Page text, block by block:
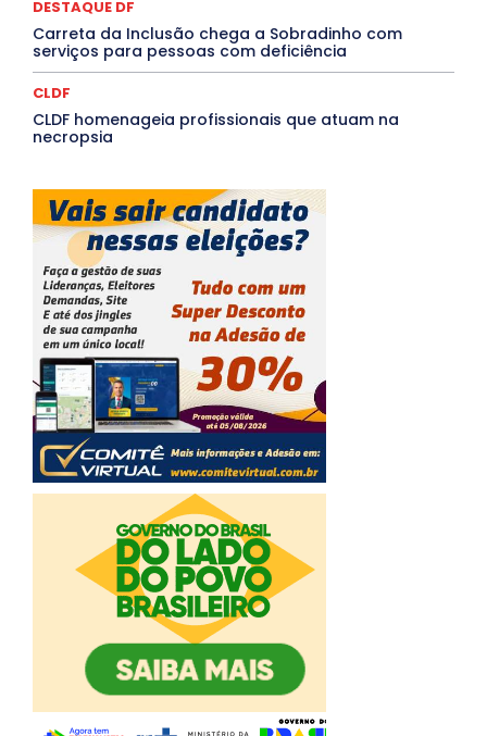
DESTAQUE DF
Carreta da Inclusão chega a Sobradinho com
serviços para pessoas com deficiência
CLDF
CLDF homenageia profissionais que atuam na
necropsia